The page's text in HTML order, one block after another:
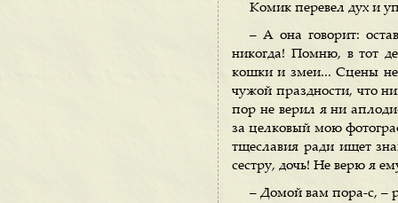
Комик перевел дух и
– А она говорит:
никогда! Помню, в тот
кошки и змеи... Сцены не
чужой праздности, что
пор не верил я ни
за целковый мою
тщеславия ради ищет
сестру, дочь! Не верю я
– Домой вам пора-с, –